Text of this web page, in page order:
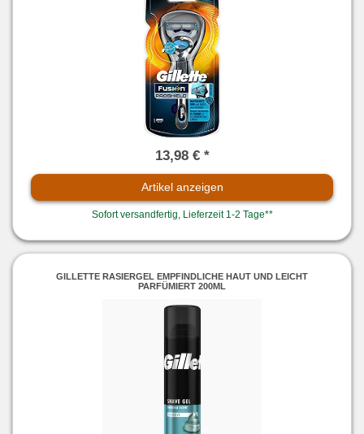
13,98 € *
Artikel anzeigen
Sofort versandfertig, Lieferzeit 1-2 Tage**
GILLETTE RASIERGEL EMPFINDLICHE HAUT UND LEICHT
PARFÜMIERT 200ML